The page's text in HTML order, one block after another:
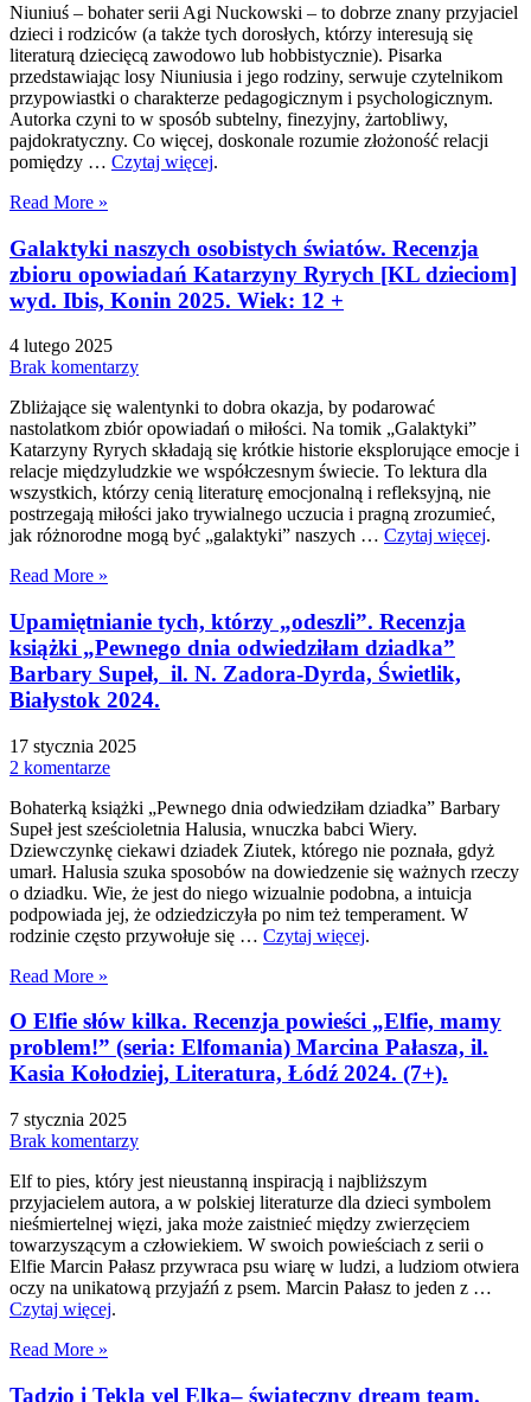
Niuniuś – bohater serii Agi Nuckowski – to dobrze znany przyjaciel
dzieci i rodziców (a także tych dorosłych, którzy interesują się
literaturą dziecięcą zawodowo lub hobbistycznie). Pisarka
przedstawiając losy Niuniusia i jego rodziny, serwuje czytelnikom
przypowiastki o charakterze pedagogicznym i psychologicznym.
Autorka czyni to w sposób subtelny, finezyjny, żartobliwy,
pajdokratyczny. Co więcej, doskonale rozumie złożoność relacji
pomiędzy … Czytaj więcej.
Read More »
Galaktyki naszych osobistych światów. Recenzja
zbioru opowiadań Katarzyny Ryrych [KL dzieciom]
wyd. Ibis, Konin 2025. Wiek: 12 +
4 lutego 2025
Brak komentarzy
Zbliżające się walentynki to dobra okazja, by podarować
nastolatkom zbiór opowiadań o miłości. Na tomik „Galaktyki”
Katarzyny Ryrych składają się krótkie historie eksplorujące emocje i
relacje międzyludzkie we współczesnym świecie. To lektura dla
wszystkich, którzy cenią literaturę emocjonalną i refleksyjną, nie
postrzegają miłości jako trywialnego uczucia i pragną zrozumieć,
jak różnorodne mogą być „galaktyki” naszych … Czytaj więcej.
Read More »
Upamiętnianie tych, którzy „odeszli”. Recenzja
książki „Pewnego dnia odwiedziłam dziadka”
Barbary Supeł, il. N. Zadora-Dyrda, Świetlik,
Białystok 2024.
17 stycznia 2025
2 komentarze
Bohaterką książki „Pewnego dnia odwiedziłam dziadka” Barbary
Supeł jest sześcioletnia Halusia, wnuczka babci Wiery.
Dziewczynkę ciekawi dziadek Ziutek, którego nie poznała, gdyż
umarł. Halusia szuka sposobów na dowiedzenie się ważnych rzeczy
o dziadku. Wie, że jest do niego wizualnie podobna, a intuicja
podpowiada jej, że odziedziczyła po nim też temperament. W
rodzinie często przywołuje się … Czytaj więcej.
Read More »
O Elfie słów kilka. Recenzja powieści „Elfie, mamy
problem!” (seria: Elfomania) Marcina Pałasza, il.
Kasia Kołodziej, Literatura, Łódź 2024. (7+).
7 stycznia 2025
Brak komentarzy
Elf to pies, który jest nieustanną inspiracją i najbliższym
przyjacielem autora, a w polskiej literaturze dla dzieci symbolem
nieśmiertelnej więzi, jaka może zaistnieć między zwierzęciem
towarzyszącym a człowiekiem. W swoich powieściach z serii o
Elfie Marcin Pałasz przywraca psu wiarę w ludzi, a ludziom otwiera
oczy na unikatową przyjaźń z psem. Marcin Pałasz to jeden z …
Czytaj więcej.
Read More »
Tadzio i Tekla vel Elka– świąteczny dream team.